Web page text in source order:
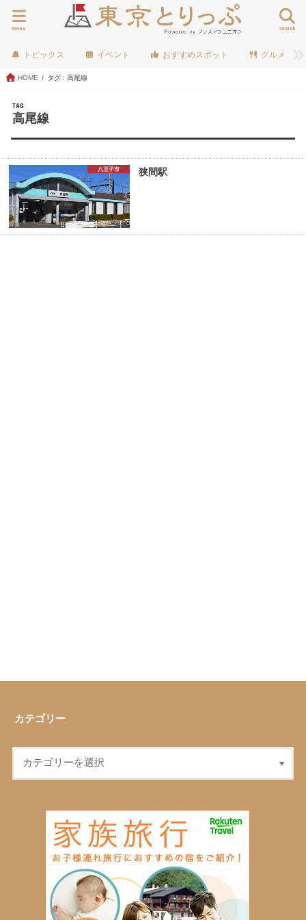
search
menu
トピックス イベント おすすめスポット グルメ
HOME タグ : 高尾線
TAG
高尾線
八王子市 狭間駅
カテゴリー